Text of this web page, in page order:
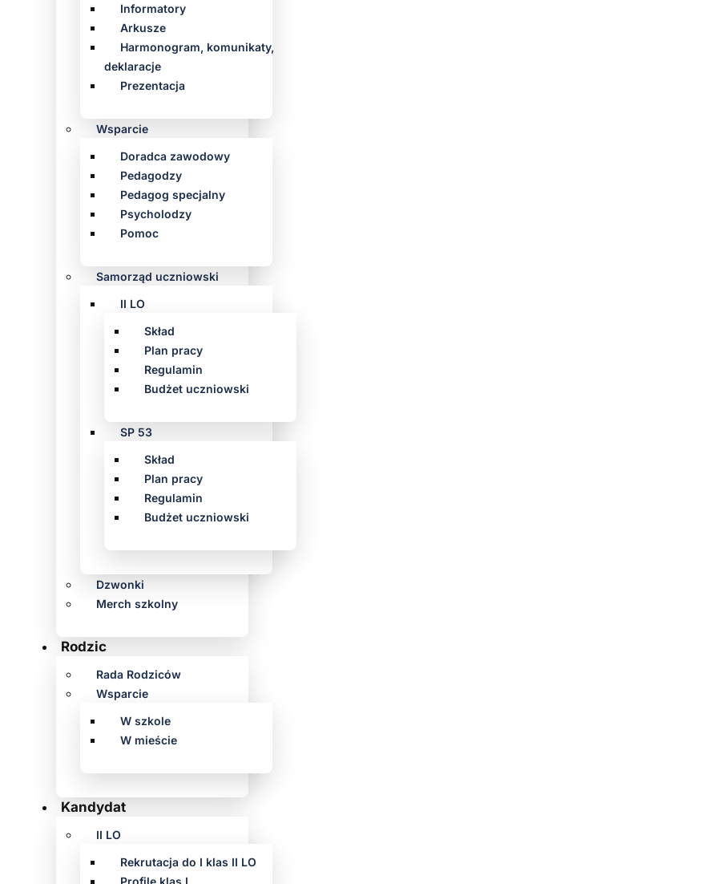
Informatory
Arkusze
Harmonogram, komunikaty,
deklaracje
Prezentacja
Wsparcie
Doradca zawodowy
Pedagodzy
Pedagog specjalny
Psycholodzy
Pomoc
Samorząd uczniowski
II LO
Skład
Plan pracy
Regulamin
Budżet uczniowski
SP 53
Skład
Plan pracy
Regulamin
Budżet uczniowski
Dzwonki
Merch szkolny
Rodzic
Rada Rodziców
Wsparcie
W szkole
W mieście
Kandydat
II LO
Rekrutacja do I klas II LO
Profile klas I